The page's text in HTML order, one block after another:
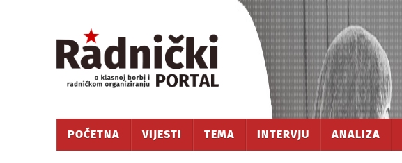
POČETNA VIJESTI TEMA INTERVJU ANALIZA